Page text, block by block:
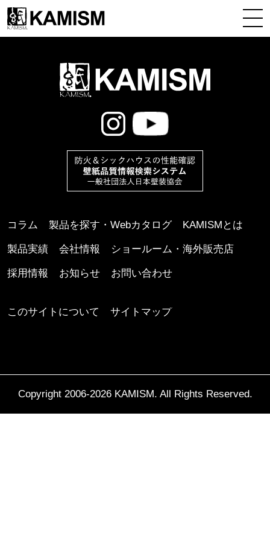
コラム 製品を探す・Webカタログ KAMISMとは
製品実績 会社情報 ショールーム・海外販売店
採用情報 お知らせ お問い合わせ
このサイトについて サイトマップ
Copyright 2006-2026 KAMISM. All Rights Reserved.